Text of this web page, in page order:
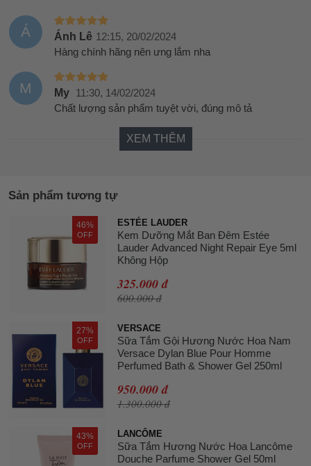
Á Ánh Lê 12:15, 20/02/2024
Hàng chính hãng nên ưng lắm nha
M My 11:30, 14/02/2024
Chất lượng sản phẩm tuyệt vời, đúng mô tả
XEM THÊM
Sản phẩm tương tự
46%
OFF
ESTÉE LAUDER
Kem Dưỡng Mắt Ban Đêm Estée
Lauder Advanced Night Repair Eye 5ml
Không Hộp
325.000 đ
600.000 đ
27%
OFF
VERSACE
Sữa Tắm Gội Hương Nước Hoa Nam
Versace Dylan Blue Pour Homme
Perfumed Bath & Shower Gel 250ml
950.000 đ
1.300.000 đ
43%
OFF
LANCÔME
Sữa Tắm Hương Nước Hoa Lancôme
Douche Parfume Shower Gel 50ml